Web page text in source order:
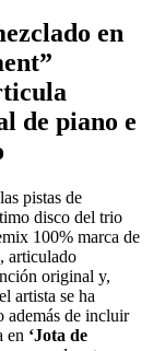
en
de piano e
pistas de
disco del trio
100% marca de
articulado
original y,
artista se ha
además de incluir
en ‘Jota de